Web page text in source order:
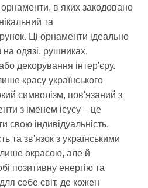
орнаменти, в яких закодовано
та
Ці орнаменти ідеально
одязі, рушниках,
декорування інтер'єру.
красу українського
символізм, пов'язаний з
з іменем ісусу – це
свою індивідуальність,
та зв'язок з українськими
окрасою, але й
позитивну енергію та
себе світ, де кожен